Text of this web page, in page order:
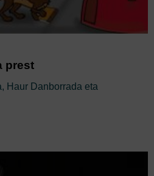
prest
Haur Danborrada eta